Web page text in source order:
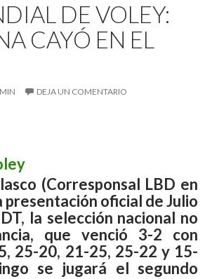
DE VOLEY:
CAYÓ EN EL
DEJA UN COMENTARIO
(Corresponsal LBD en
presentación oficial de Julio
la selección nacional no
que venció 3-2 con
25-20, 21-25, 25-22 y 15-
se jugará el segundo